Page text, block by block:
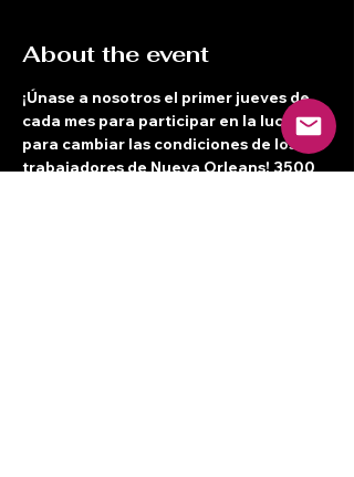
About the event
¡Únase a nosotros el primer jueves de
cada mes para participar en la lucha
para cambiar las condiciones de los
trabajadores de Nueva Orleans! 3500